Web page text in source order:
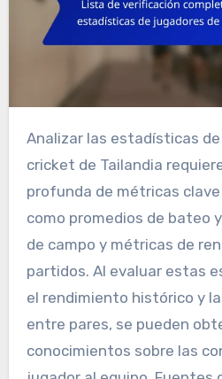
Analizar las estadísticas de los jugadores de
cricket de Tailandia
profunda de métricas
como promedios de bateo
de campo y métricas de
partidos. Al evaluar estas
el rendimiento histórico y
entre pares, se pueden
conocimientos sobre las